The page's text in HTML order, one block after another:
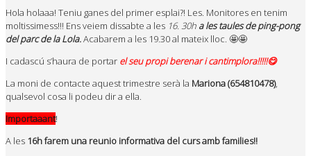
Hola holaaa! Teniu ganes del primer esplai?! Les. Monitores en tenim
moltissimess!!! Ens veiem dissabte a les 16. 30h a les taules de ping-pong
del parc de la Lola.Acabarem a les 19.30 al mateix lloc. 🤩🤩
I cadascú s’haura de portar el seu propi berenar i cantimplora!!!!!😋
La moni de contacte aquest trimestre serà la Mariona (654810478),
qualsevol cosa li podeu dir a ella.
Importaaant!
A les 16h farem una reunio informativa del curs amb families!!